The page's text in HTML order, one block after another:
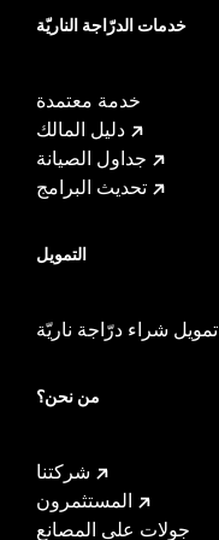
خدمات الدرّاجة الناريّة
خدمة معتمدة
دليل المالك
جداول الصيانة
تحديث البرامج
التمويل
تمويل شراء درّاجة ناريّة
من نحن؟
شركتنا
المستثمرون
جولات على المصانع